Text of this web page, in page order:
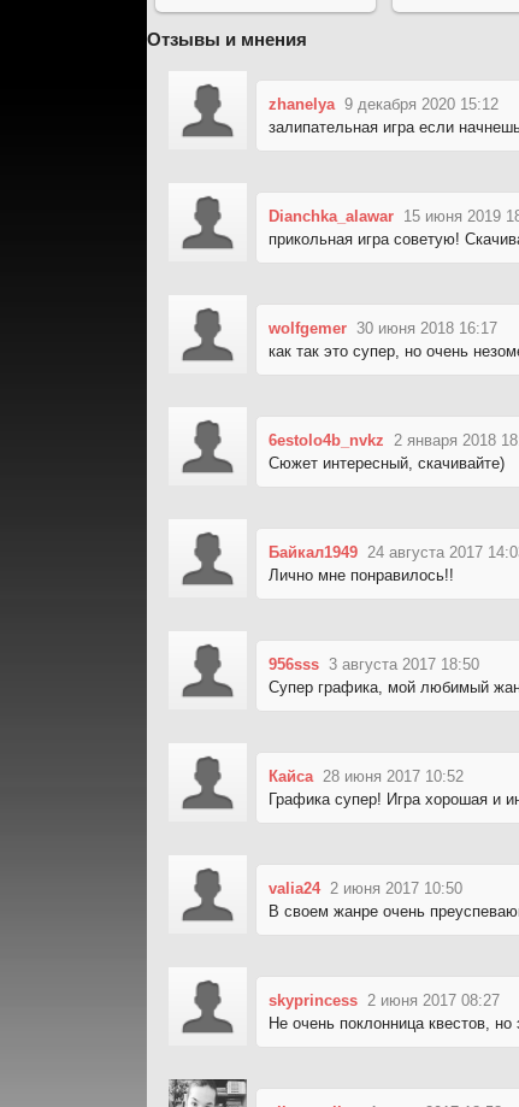
Отзывы и мнения
zhanelya 9 декабря 2020 15:12
залипательная игра если
Dianchka_alawar 15 июня 2019
прикольная игра советую!
wolfgemer 30 июня 2018 16:17
как так это супер, но очень
6estolo4b_nvkz
2 января 2018
Сюжет интересный, скачивайте)
Байкал1949 24 августа 2017
Лично мне понравилось!!
956sss 3 августа 2017 18:50
Супер графика, мой любимый
Кайса 28 июня 2017 10:52
Графика супер! Игра хорошая и
valia24 2 июня 2017 10:50
В своем жанре очень
skyprincess 2 июня 2017 08:27
Не очень поклонница квестов, но